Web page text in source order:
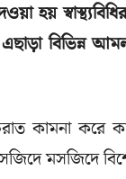
হয়
বিভিন্ন
কামনা করে
মসজিদে